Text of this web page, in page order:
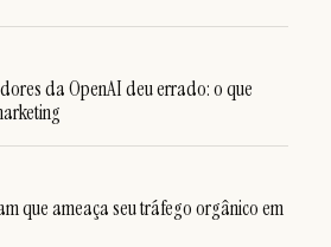
da OpenAI deu errado: o que
que ameaça seu tráfego orgânico em